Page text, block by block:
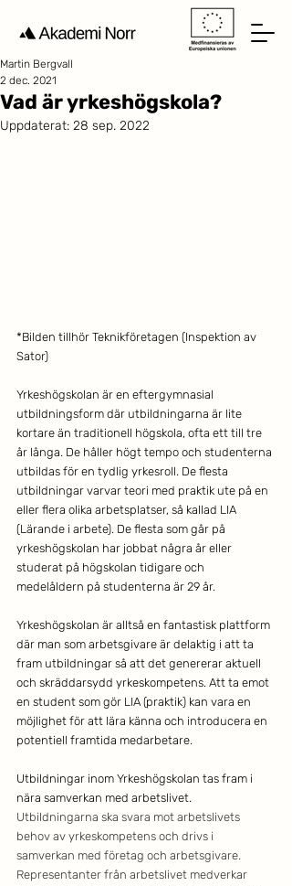
Vad är yrkeshögskola?
Martin Bergvall
2 dec. 2021
Uppdaterat: 28 sep. 2022
*Bilden tillhör Teknikföretagen (Inspektion av
Sator)
Yrkeshögskolan är en eftergymnasial
utbildningsform där utbildningarna är lite
kortare än traditionell högskola, ofta ett till tre
år långa. De håller högt tempo och studenterna
utbildas för en tydlig yrkesroll. De flesta
utbildningar varvar teori med praktik ute på en
eller flera olika arbetsplatser, så kallad LIA
(Lärande i arbete). De flesta som går på
yrkeshögskolan har jobbat några år eller
studerat på högskolan tidigare och
medelåldern på studenterna är 29 år.
Yrkeshögskolan är alltså en fantastisk plattform
där man som arbetsgivare är delaktig i att ta
fram utbildningar så att det genererar aktuell
och skräddarsydd yrkeskompetens. Att ta emot
en student som gör LIA (praktik) kan vara en
möjlighet för att lära känna och introducera en
potentiell framtida medarbetare.
Utbildningar inom Yrkeshögskolan tas fram i
nära samverkan med arbetslivet.
Utbildningarna ska svara mot arbetslivets
behov av yrkeskompetens och drivs i
samverkan med företag och arbetsgivare.
Representanter från arbetslivet medverkar